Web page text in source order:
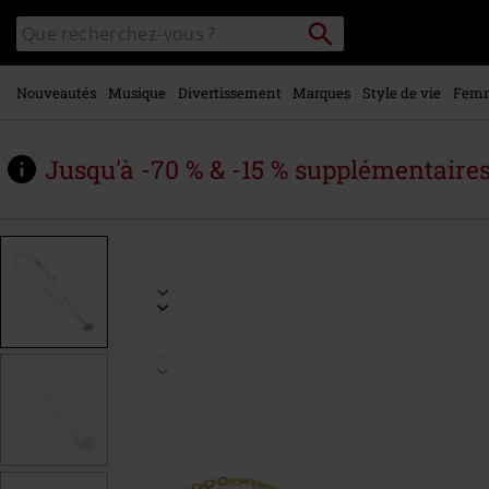
contenu
principal
Rechercher
sur
le
catalogue
Rechercher
Nouveautés Musique Divertissement Marques Style de vie
Jusqu'à -70 % & -15 %
www.large.be/fr/p/coeur-